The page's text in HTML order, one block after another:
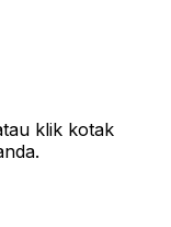
klik kotak